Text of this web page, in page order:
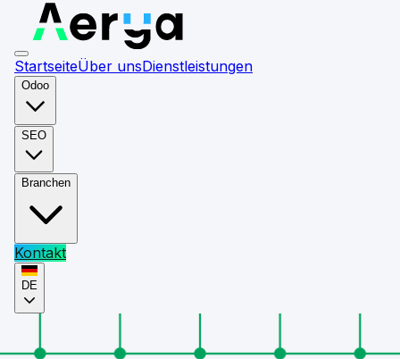
StartseiteÜber unsDienstleistungen
Odoo
SEO
Branchen
Kontakt
DE